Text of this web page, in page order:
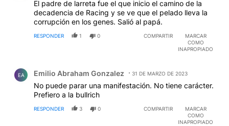
El padre de larreta fue el que inicio el camino de la
decadencia de Racing y se ve que el pelado lleva la
corrupción en los genes. Salió al papá.
RESPONDER 1 0 COMPARTIR
MARCAR
COMO
INAPROPIADO
EA Emilio Abraham Gonzalez 31 DE MARZO DE 2023
No puede parar una manifestación. No tiene carácter.
Prefiero a la bullrich
RESPONDER 3 0 COMPARTIR
MARCAR
COMO
INAPROPIADO